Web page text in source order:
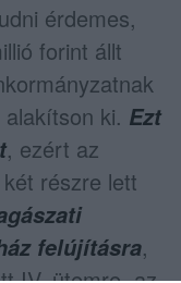
érdemes,
forint állt
ki. Ezt
, ezért az
részre lett
felújításra,